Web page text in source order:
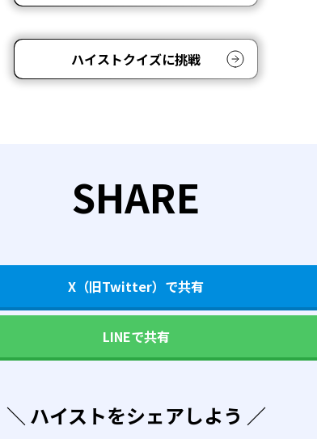
ハイストクイズに挑戦
SHARE
X（旧Twitter）で共有
LINEで共有
＼ ハイストをシェアしよう ／